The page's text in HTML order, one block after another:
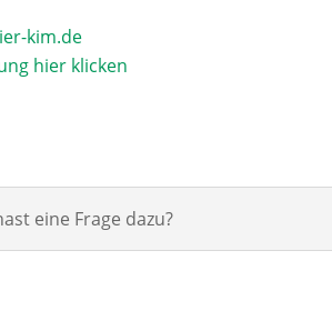
kim.de​
hier klicken
eine Frage dazu?